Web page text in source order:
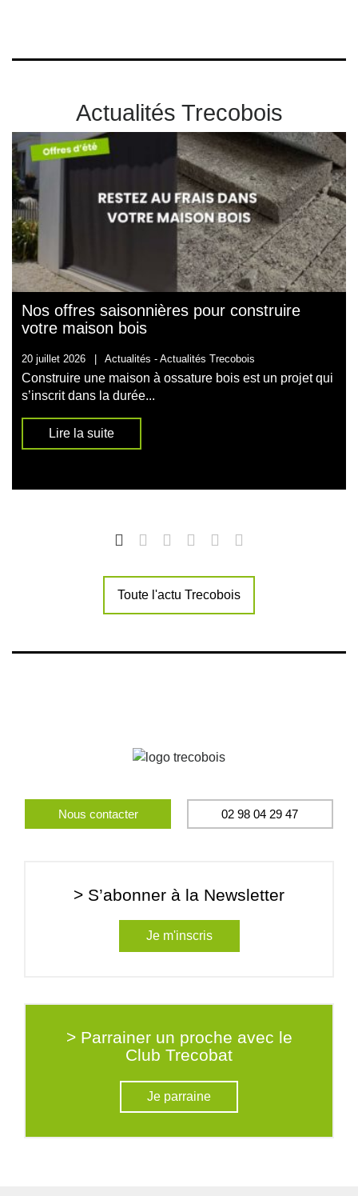
Actualités Trecobois
Nos offres saisonnières pour construire
votre maison bois
20 juillet 2026 | Actualités - Actualités Trecobois
Construire une maison à ossature bois est un projet qui
s’inscrit dans la durée...
Lire la suite
Toute l'actu Trecobois
Nous contacter 02 98 04 29 47
> S’abonner à la Newsletter
Je m'inscris
> Parrainer un proche avec le
Club Trecobat
Je parraine